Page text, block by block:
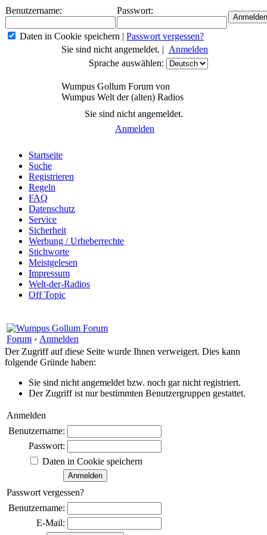
Benutzername: Passwort:
Daten in Cookie speichern | Passwort vergessen?
Sie sind nicht angemeldet. | Anmelden
Sprache auswählen:
Wumpus Gollum Forum von
Wumpus Welt der (alten) Radios
Sie sind nicht angemeldet.
Anmelden
Startseite
Suche
Registrieren
Regeln
FAQ
Datenschutz
Service
Sicherheit
Werbung / Urheberrechte
Stichworte
Meistgelesen
Impressum
Welt-der-Radios
Off Topic
Forum › Anmelden
Der Zugriff auf diese Seite wurde Ihnen verweigert. Dies kann
folgende Gründe haben:
Sie sind nicht angemeldet bzw. noch gar nicht registriert.
Der Zugriff ist nur bestimmten Benutzergruppen gestattet.
Anmelden
Benutzername:
Passwort:
Daten in Cookie speichern
Passwort vergessen?
Benutzername:
E-Mail: